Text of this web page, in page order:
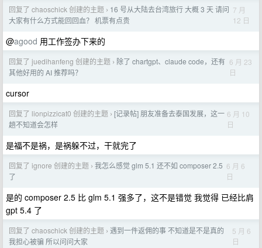
回复了 chaoschick 创建的主题 › 16 号从大陆去台湾旅行 大概 3 天 请问
大家有什么方式能回回血？ 机票有点贵
7 月
12 日
@agood 用工作签办下来的
回复了 juedihanfeng 创建的主题 › 除了 chartgpt、claude code，还有
其他好用的 AI 推荐吗？
6 月 23
日
cursor
回复了 lionpizzicat0 创建的主题 › [记录帖] 朋友准备去泰国发展，这一
趟不知道会怎样
6 月 10
日
是福不是祸，是祸躲不过，干就完了
回复了 ignore 创建的主题 › 我怎么感觉 glm 5.1 还不如 composer 2.5
了
6 月 6
日
是的 composer 2.5 比 glm 5.1 强多了，这不是错觉 我觉得 已经比肩
gpt 5.4 了
回复了 chaoschick 创建的主题 › 遇到一件返佣的事 不知道是不是真的
我担心被骗 所以问问大家
5 月 6
日